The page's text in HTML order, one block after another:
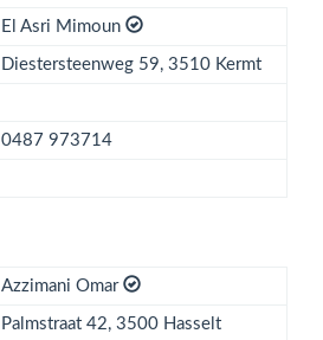
El Asri Mimoun
Diestersteenweg 59, 3510 Kermt
0487 973714
Azzimani Omar
Palmstraat 42, 3500 Hasselt